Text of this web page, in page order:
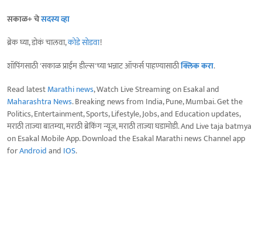
सकाळ+ चेसदस्य व्हा
ब्रेक घ्या, डोकं चालवा,कोडे सोडवा!
शॉपिंगसाठी 'सकाळ प्राईम डील्स'च्या भन्नाट ऑफर्स पाहण्यासाठीक्लिक करा.
Read latestMarathi news, Watch Live Streaming on Esakal and
Maharashtra News. Breaking news from India, Pune, Mumbai. Get the
Politics, Entertainment, Sports, Lifestyle, Jobs, and Education updates,
मराठी ताज्या बातम्या, मराठी ब्रेकिंग न्यूज, मराठी ताज्या घडामोडी. And Live taja batmya
on Esakal Mobile App. Download the Esakal Marathi news Channel app
forAndroidand IOS.